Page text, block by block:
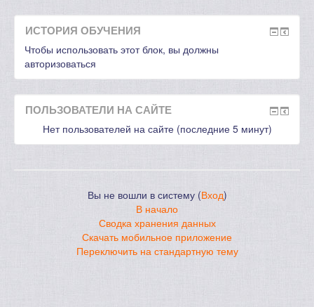
ИСТОРИЯ ОБУЧЕНИЯ
Чтобы использовать этот блок, вы должны
авторизоваться
ПОЛЬЗОВАТЕЛИ НА САЙТЕ
Нет пользователей на сайте (последние 5 минут)
Вы не вошли в систему (Вход)
В начало
Сводка хранения данных
Скачать мобильное приложение
Переключить на стандартную тему